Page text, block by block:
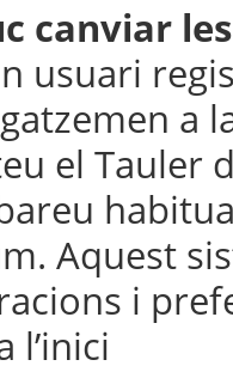
canviar
usuari
a
el Tauler
Aquest
i
l’inici